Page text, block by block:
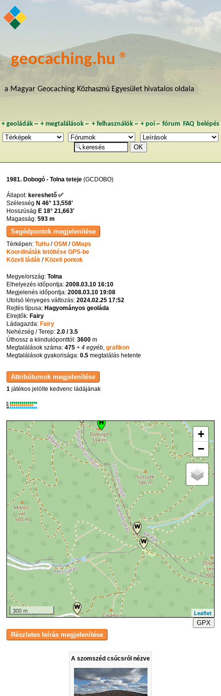
geocaching.hu ®
a Magyar Geocaching Közhasznú Egyesület hivatalos oldala
+ geoládák~ +megtalálások ~ + felhasználók~ + poi~ fórum FAQ belépés
1981. Dobogó - Tolna teteje (GCDOBO)
A szomszéd csúcsról nézve
Állapot:kereshető ✅
SzélességN 46° 13,558'
HosszúságE 18° 21,663'
Magasság:593 m
Térképen:TuHu /OSM /GMaps
Koordináták letöltése GPS-be
Közeli ládák / Közeli pontok
Megye/ország:Tolna
Elhelyezés időpontja:2008.03.10 16:10
Megjelenés időpontja:2008.03.10 19:08
Utolsó lényeges változás:2024.02.25 17:52
Rejtés típusa: Hagyományos geoláda
Elrejtők: Fairy
Ládagazda: Fairy
Nehézség / Terep:2.0 / 3.5
Úthossz a kiindulóponttól:3600 m
Megtalálások száma:475 + 4 egyéb,grafikon
Megtalálások gyakorisága:0.5 megtalálás hetente
1 játékos jelölte kedvenc ládájának
K
R
W
+
−
300 m
Leaflet
GPX